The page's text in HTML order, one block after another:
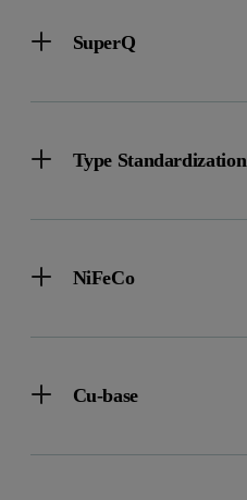
SuperQ
Type Standardization
NiFeCo
Cu-base